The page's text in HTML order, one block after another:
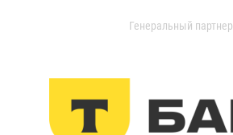
Генеральный партнер